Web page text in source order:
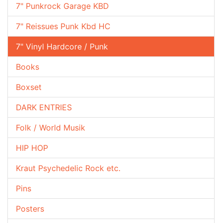
7" Punkrock Garage KBD
7" Reissues Punk Kbd HC
7" Vinyl Hardcore / Punk
Books
Boxset
DARK ENTRIES
Folk / World Musik
HIP HOP
Kraut Psychedelic Rock etc.
Pins
Posters